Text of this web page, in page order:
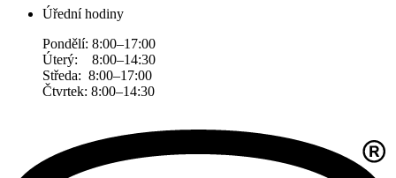
Úřední hodiny
Pondělí: 8:00–17:00
Úterý: 8:00–14:30
Středa: 8:00–17:00
Čtvrtek: 8:00–14:30